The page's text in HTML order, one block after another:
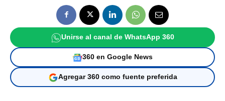
Unirse al canal de WhatsApp 360
360 en Google News
Agregar 360 como fuente preferida